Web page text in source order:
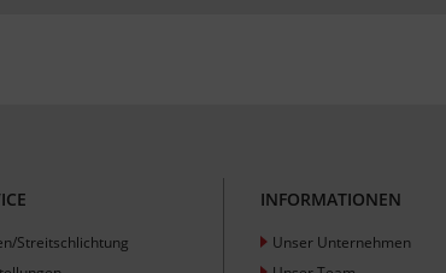
Streitschlichtung
INFORMATIONEN
Unser Unternehmen